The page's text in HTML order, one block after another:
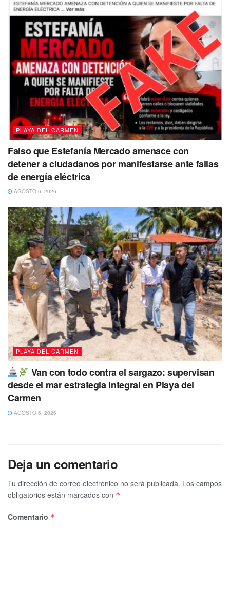
PLAYA DEL CARMEN
Falso que Estefanía Mercado amenace con
detener a ciudadanos por manifestarse ante fallas
de energía eléctrica
AGOSTO 6, 2026
PLAYA DEL CARMEN
Van con todo contra el sargazo: supervisan
desde el mar estrategia integral en Playa del
Carmen
AGOSTO 6, 2026
Deja un comentario
Tu dirección de correo electrónico no será publicada. Los campos
obligatorios están marcados con *
Comentario *